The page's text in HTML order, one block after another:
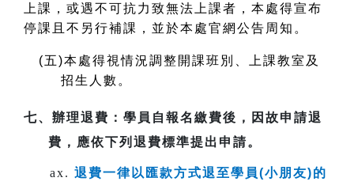
上課，或遇不可抗力致無法上課者，本處得宣布
停課且不另行補課，並於本處官網公告周知。
(五)本處得視情況調整開課班別、上課教室及
招生人數。
七、 辦理退費 ：學員自報名繳費後，因故申請退
費，應依下列退費標準提出申請。
退費一律以匯款方式退至學員(小朋友)的